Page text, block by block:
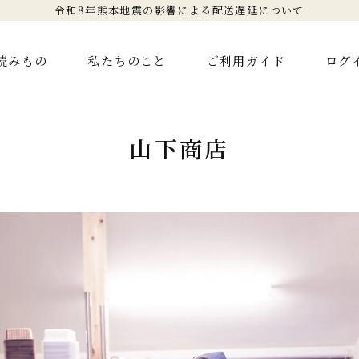
令和8年熊本地震の影響による配送遅延について
みもの 私たちのこと ご利用ガイド ログ
山下商店